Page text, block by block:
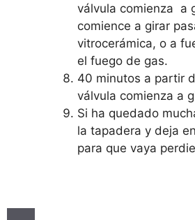
válvula comienza a
comience a girar
vitrocerámica, o a
el fuego de gas.
40 minutos a partir
válvula comienza a
Si ha quedado
la tapadera y deja
para que vaya